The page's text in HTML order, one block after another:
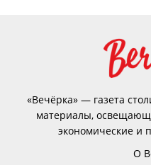
«Вечёрка» — газета
материалы,
экономические и
О